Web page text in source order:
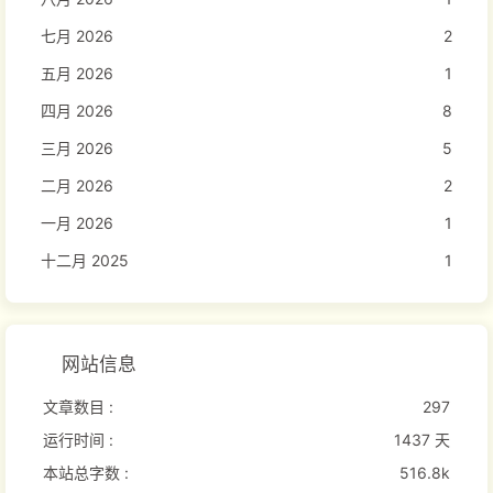
七月 2026
2
五月 2026
1
四月 2026
8
三月 2026
5
二月 2026
2
一月 2026
1
十二月 2025
1
网站信息
文章数目 :
297
运行时间 :
1437 天
本站总字数 :
516.8k